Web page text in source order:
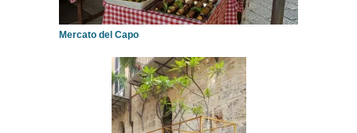
Mercato del Capo